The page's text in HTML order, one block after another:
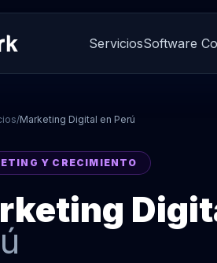
ServiciosSoftware
/Marketing Digital en Perú
Y CRECIMIENTO